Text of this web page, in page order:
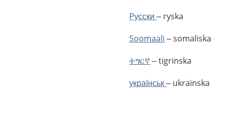
Pусски– ryska
Soomaali – somaliska
ትግርኛ– tigrinska
українськ– ukrainska